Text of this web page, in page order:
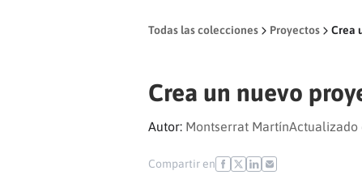
Todas las colecciones Proyectos Crea
Crea un nuevo
Autor: Montserrat Martín
Compartir en